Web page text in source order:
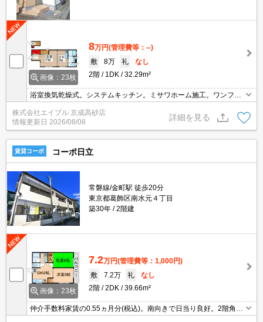
画像：23枚
8万円(管理費等：--)
敷
8万 礼
なし
2階
1DK 32.29m²
浴室換気乾燥式。システムキッチン。ミサワホーム施工。ワンフロ
ア1戸。室内物干しあり。当店の専属募集物件。うれしい礼金0!。ス
ーパーが近く(10m)買物便利。お家賃下がりました。
株式会社エイブル 京成高砂店
情報更新日 2026/08/08
詳細を見る
賃貸コーポ コーポ日立
常磐線/金町駅 徒歩20分
東京都葛飾区南水元４丁目
築30年
2階建
画像：23枚
7.2万円(管理費等：1,000円)
敷
7.2万 礼
なし
2階
2DK 39.66m²
仲介手数料家賃の0.55ヵ月分(税込)。南向きで日当り良好。2階角部
屋。バス便多数。経済的な都市ガス使用。情緒ある町並み。